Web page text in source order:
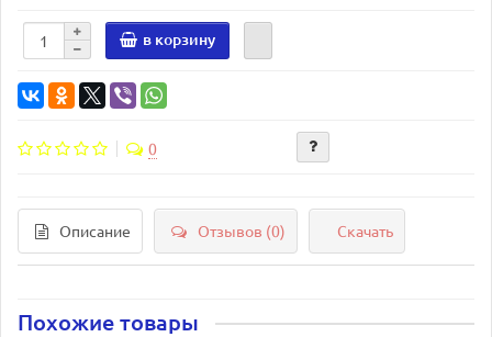
в корзину
0
Описание Отзывов (0) Скачать
Похожие товары